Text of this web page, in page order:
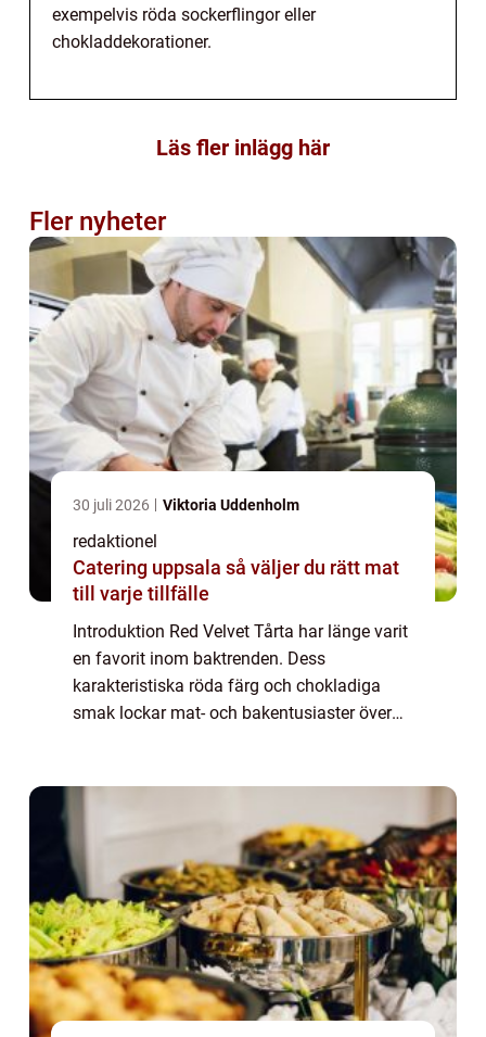
exempelvis röda sockerflingor eller
chokladdekorationer.
Läs fler inlägg här
Fler nyheter
30 juli 2026 Viktoria Uddenholm
redaktionel
Catering uppsala så väljer du rätt mat
till varje tillfälle
Introduktion Red Velvet Tårta har länge varit
en favorit inom baktrenden. Dess
karakteristiska röda färg och chokladiga
smak lockar mat- och bakentusiaster över